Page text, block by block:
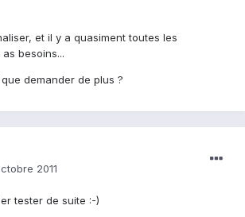
et il y a quasiment toutes les
besoins...
que demander de plus ?
2011
tester de suite :-)